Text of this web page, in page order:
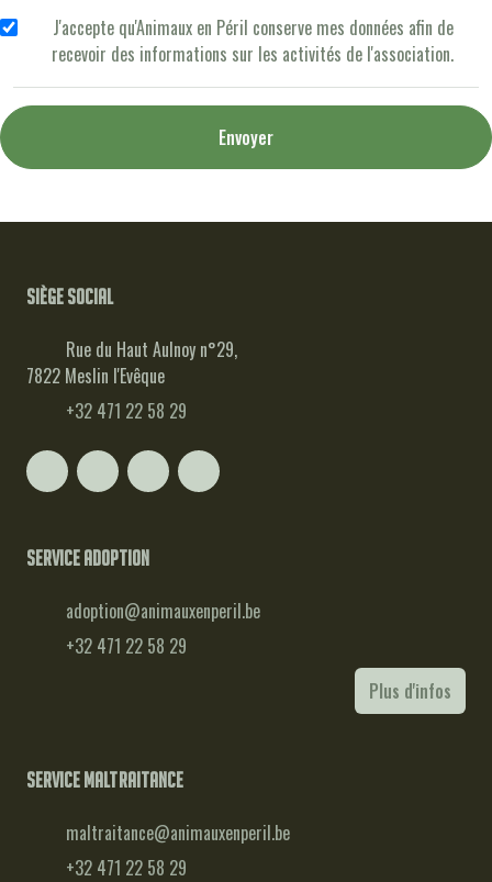
J'accepte qu'Animaux en Péril conserve mes données afin de
recevoir des informations sur les activités de l'association.
Envoyer
Siège social
Rue du Haut Aulnoy n°29,
7822 Meslin l'Evêque
+32 471 22 58 29
Service adoption
adoption@animauxenperil.be
+32 471 22 58 29
Plus d'infos
Service maltraitance
maltraitance@animauxenperil.be
+32 471 22 58 29